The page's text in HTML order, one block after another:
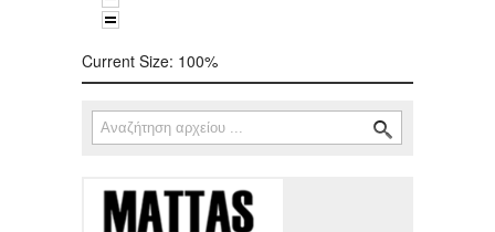
Current Size: 100%
Φόρμα αναζήτησης
Αναζήτηση